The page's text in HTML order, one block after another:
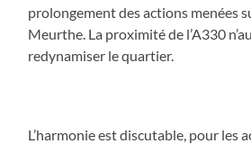
prolongement des actions menées
Meurthe. La proximité de l’A330
redynamiser le quartier.
L’harmonie est discutable, pour les